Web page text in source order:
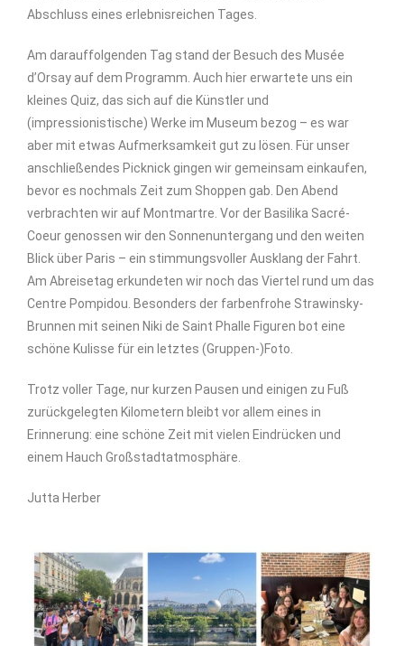
Abschluss eines erlebnisreichen Tages.
Am darauffolgenden Tag stand der Besuch des Musée
d’Orsay auf dem Programm. Auch hier erwartete uns ein
kleines Quiz, das sich auf die Künstler und
(impressionistische) Werke im Museum bezog – es war
aber mit etwas Aufmerksamkeit gut zu lösen. Für unser
anschließendes Picknick gingen wir gemeinsam einkaufen,
bevor es nochmals Zeit zum Shoppen gab. Den Abend
verbrachten wir auf Montmartre. Vor der Basilika Sacré-
Coeur genossen wir den Sonnenuntergang und den weiten
Blick über Paris – ein stimmungsvoller Ausklang der Fahrt.
Am Abreisetag erkundeten wir noch das Viertel rund um das
Centre Pompidou. Besonders der farbenfrohe Strawinsky-
Brunnen mit seinen Niki de Saint Phalle Figuren bot eine
schöne Kulisse für ein letztes (Gruppen-)Foto.
Trotz voller Tage, nur kurzen Pausen und einigen zu Fuß
zurückgelegten Kilometern bleibt vor allem eines in
Erinnerung: eine schöne Zeit mit vielen Eindrücken und
einem Hauch Großstadtatmosphäre.
Jutta Herber